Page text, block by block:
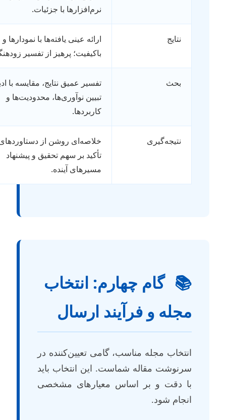
نرم‌افزارها با جزئیات.
ارائه عینی یافته‌ها با نمودارها و جداول
باکیفیت؛ پرهیز از تفسیر زودهنگام.
تفسیر عمیق نتایج، مقایسه با ادبیات،
تبیین نوآوری‌ها، محدودیت‌ها و
خلاصه‌ای روشن از دستاوردهای اصلی؛
تأکید بر سهم تحقیق و پیشنهاد
مسیرهای آینده.
گام چهارم: انتخاب
و فرآیند ارسال
مجله مناسب، گامی تعیین‌کننده در
مقاله شماست. این انتخاب باید
دقت و بر اساس معیارهای مشخصی
شود.